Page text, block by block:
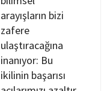
arayışların bizi
zafere
ulaştıracağına
inanıyor: Bu
ikilinin başarısı